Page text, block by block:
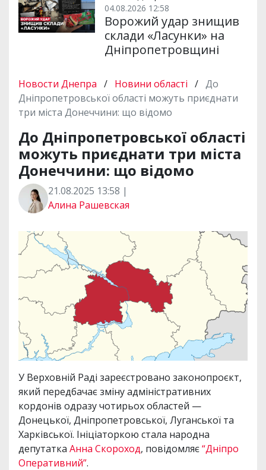
04.08.2026 12:58
Ворожий удар знищив
склади «Ласунки» на
Дніпропетровщині
Новости Днепра / Новини області / До
Дніпропетровської області можуть приєднати
три міста Донеччини: що відомо
До Дніпропетровської області
можуть приєднати три міста
Донеччини: що відомо
21.08.2025 13:58 |
Алина Рашевская
У Верховній Раді зареєстровано законопроєкт,
який передбачає зміну адміністративних
кордонів одразу чотирьох областей —
Донецької, Дніпропетровської, Луганської та
Харківської. Ініціаторкою стала народна
депутатка Анна Скороход, повідомляє“Дніпро
Оперативний”.